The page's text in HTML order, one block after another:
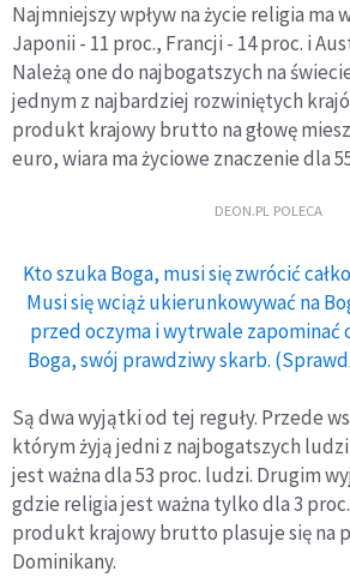
Najmniejszy wpływ na życie religia ma
Japonii - 11 proc., Francji - 14 proc. i
Należą one do najbogatszych na
jednym z najbardziej rozwiniętych
produkt krajowy brutto na głowę
euro, wiara ma życiowe znaczenie dla
DEON.PL POLECA
Kto szuka Boga, musi się zwrócić
Musi się wciąż ukierunkowywać na
przed oczyma i wytrwale zapominać
Boga, swój prawdziwy skarb.
Są dwa wyjątki od tej reguły. Przede
którym żyją jedni z najbogatszych
jest ważna dla 53 proc. ludzi. Drugim
gdzie religia jest ważna tylko dla 3
produkt krajowy brutto plasuje się na
Dominikany.